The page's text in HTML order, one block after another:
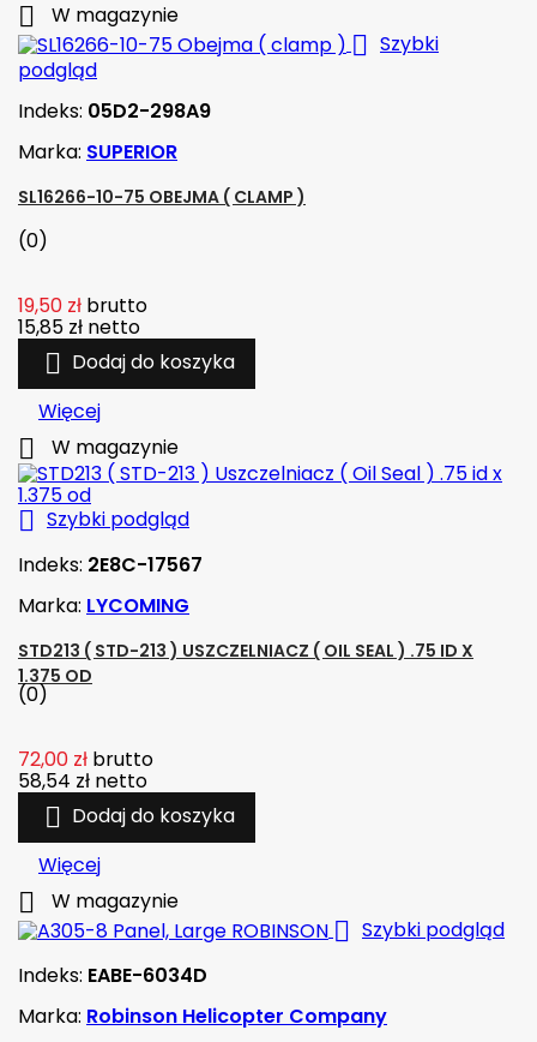
 W magazynie
 Szybki
podgląd
Indeks: 05D2-298A9
Marka: SUPERIOR
SL16266-10-75 OBEJMA ( CLAMP )
(0)
19,50 zł brutto
15,85 zł netto
 Dodaj do koszyka
Więcej
 W magazynie
 Szybki podgląd
Indeks: 2E8C-17567
Marka: LYCOMING
STD213 ( STD-213 ) USZCZELNIACZ ( OIL SEAL ) .75 ID X
1.375 OD
(0)
72,00 zł brutto
58,54 zł netto
 Dodaj do koszyka
Więcej
 W magazynie
 Szybki podgląd
Indeks: EABE-6034D
Marka: Robinson Helicopter Company